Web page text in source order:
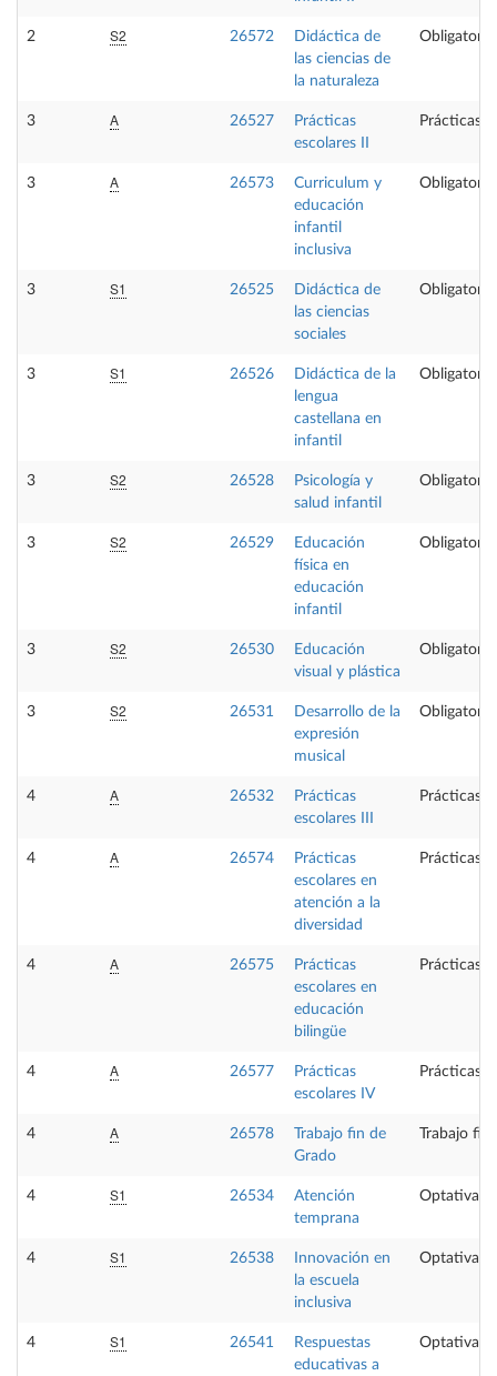
2 S2 26572
Didáctica de
las ciencias de
la naturaleza
Obligatoria
3 A 26527
Prácticas
escolares II
Prácticas
3 A 26573
Curriculum y
educación
infantil
inclusiva
Obligatoria
3 S1 26525
Didáctica de
las ciencias
sociales
Obligatoria
3 S1 26526
Didáctica de la
lengua
castellana en
infantil
Obligatoria
3 S2 26528
Psicología y
salud infantil
Obligatoria
3 S2 26529
Educación
física en
educación
infantil
Obligatoria
3 S2 26530
Educación
visual y plástica
Obligatoria
3 S2 26531
Desarrollo de la
expresión
musical
Obligatoria
4 A 26532
Prácticas
escolares III
Prácticas
4 A 26574
Prácticas
escolares en
atención a la
diversidad
Prácticas
4 A 26575
Prácticas
escolares en
educación
bilingüe
Prácticas
4 A 26577
Prácticas
escolares IV
Prácticas
4 A 26578
Trabajo fin de
Grado
Trabajo fin
4 S1 26534
Atención
temprana
Optativa
4 S1 26538
Innovación en
la escuela
inclusiva
Optativa
4 S1 26541
Respuestas
educativas a
Optativa